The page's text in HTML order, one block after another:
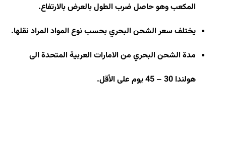
المكعب وهو حاصل ضرب الطول بالعرض بالارتفاع.
يختلف سعر الشحن البحري بحسب نوع المواد المراد نقلها.
مدة الشحن البحري من الامارات العربية المتحدة الى
هولندا 30 – 45 يوم على الأقل.